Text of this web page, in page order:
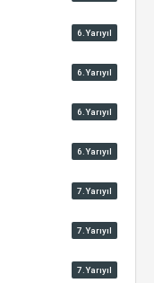
6.Yarıyıl
6.Yarıyıl
6.Yarıyıl
6.Yarıyıl
7.Yarıyıl
7.Yarıyıl
7.Yarıyıl